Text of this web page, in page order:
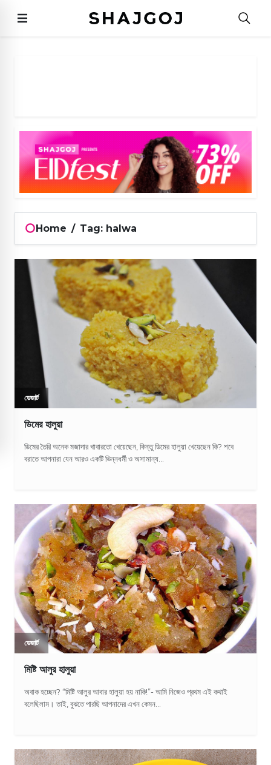
Home / Tag: halwa
ডেজার্ট
ডিমের হালুয়া
ডিমের তৈরি অনেক মজাদার খাবারতো খেয়েছেন, কিন্তু ডিমের হালুয়া খেয়েছেন কি? শবে
বরাতে আপনারা যেন আরও একটি ভিন্নধর্মী ও অসামান্য...
ডেজার্ট
মিষ্টি আলুর হালুয়া
অবাক হচ্ছেন? “মিষ্টি আলুর আবার হালুয়া হয় নাকি!”- আমি নিজেও প্রথম এই কথাই
বলেছিলাম। তাই, বুঝতে পারছি আপনাদের এখন কেমন...